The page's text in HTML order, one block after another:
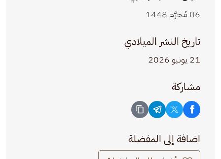
06 مُحرَّم 1448
تاريخ النشر الميلادي
21 يونيو 2026
مشاركة
اضافة إلى المفضلة